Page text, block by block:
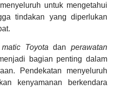
untuk mengetahui
tindakan yang diperlukan
Toyota danperawatan
bagian penting dalam
Pendekatan menyeluruh
kenyamanan berkendara